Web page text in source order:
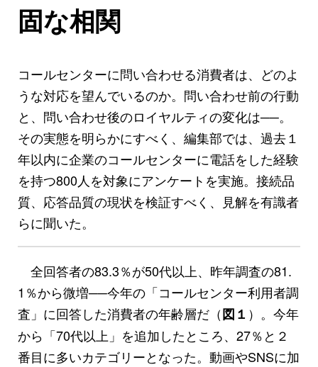
固な相関
コールセンターに問い合わせる消費者は、どのよ
うな対応を望んでいるのか。問い合わせ前の行動
と、問い合わせ後のロイヤルティの変化は──。
その実態を明らかにすべく、編集部では、過去１
年以内に企業のコールセンターに電話をした経験
を持つ800人を対象にアンケートを実施。接続品
質、応答品質の現状を検証すべく、見解を有識者
らに聞いた。
全回答者の83.3％が50代以上、昨年調査の81.
1％から微増──今年の「コールセンター利用者調
査」に回答した消費者の年齢層だ（図１ ）。今年
から「70代以上」を追加したところ、27％と２
番目に多いカテゴリーとなった。動画やSNSに加